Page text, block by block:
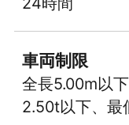
車両制限
全長5.00m以
2.50t以下、最